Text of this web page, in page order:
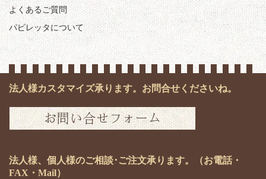
よくあるご質問
パピレッタについて
法人様カスタマイズ承ります。お問合せくださいね。
法人様、個人様のご相談･ご注文承ります。（お電話・
FAX・Mail）